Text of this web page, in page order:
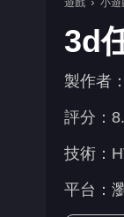
遊戲 小遊
3d
製作者：
評分：
技術：
平台：